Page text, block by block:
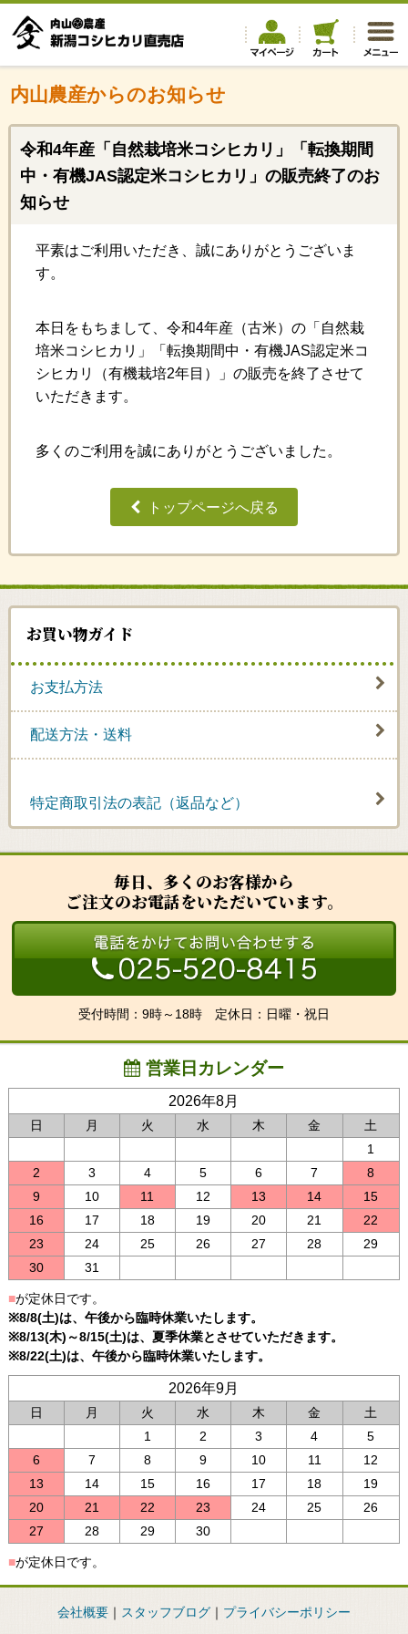
内山農産からのお知らせ
令和4年産「自然栽培米コシヒカリ」「転換期間
中・有機JAS認定米コシヒカリ」の販売終了のお
知らせ
平素はご利用いただき、誠にありがとうございま
す。
本日をもちまして、令和4年産（古米）の「自然栽
培米コシヒカリ」「転換期間中・有機JAS認定米コ
シヒカリ（有機栽培2年目）」の販売を終了させて
いただきます。
多くのご利用を誠にありがとうございました。
トップページへ戻る
お買い物ガイド
お支払方法
配送方法・送料
特定商取引法の表記（返品など）
毎日、多くのお客様から
ご注文のお電話をいただいています。
受付時間：9時～18時 定休日：日曜・祝日
営業日カレンダー
2026年8月
日 月 火 水 木 金
土
1
2
3 4 5 6 7
8
9
10 11 12 13 14
15
16
17 18 19 20 21
22
23
24 25 26 27 28
29
30
31
■が定休日です。
※8/8(土)は、午後から臨時休業いたします。
※8/13(木)～8/15(土)は、夏季休業とさせていただきます。
※8/22(土)は、午後から臨時休業いたします。
2026年9月
日 月 火 水 木 金
土
1
2 3 4
5
6
7 8 9 10 11
12
13
14 15 16 17 18
19
20
21 22 23 24 25
26
27
28 29 30
■が定休日です。
会社概要 スタッフブログ プライバシーポリシー